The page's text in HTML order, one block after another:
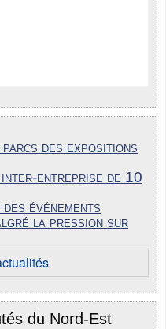
des expositions
entreprise de 10
événements
la pression sur
du Nord-Est